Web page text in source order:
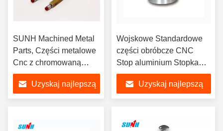
SUNH Machined Metal
Parts, Części metalowe
Cnc z chromowaną
powierzchnią
Uzyskaj najlepszą
Wojskowe Standardowe
części obróbcze CNC
Stop aluminium Stopka
indywidualna
Uzyskaj najlepszą